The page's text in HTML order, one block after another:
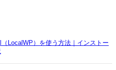
LocalWP）を使う方法｜インストー